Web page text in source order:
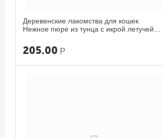
Деревенские лакомства для кошек
Нежное пюре из тунца с икрой летучей
205.00 Р